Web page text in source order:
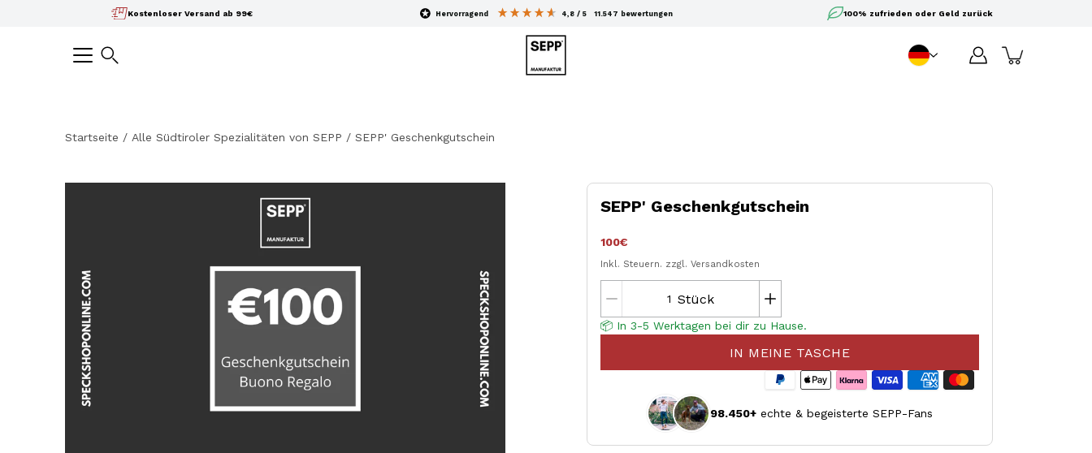
Kostenloser Versand ab 99€ hervorragend 4,8 / 5 11.547 bewertungen 100% zufrieden oder Geld zurück
DE
Startseite / Alle Südtiroler Spezialitäten von SEPP / SEPP' Geschenkgutschein
SEPP' Geschenkgutschein
100€
Inkl. Steuern. zzgl. Versandkosten
Stück
📦 In 3-5 Werktagen bei dir zu Hause.
IN MEINE TASCHE
98.450+ echte & begeisterte SEPP-Fans